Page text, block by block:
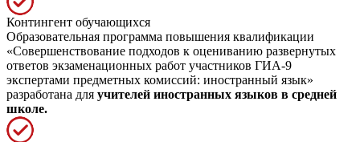
Контингент обучающихся
Образовательная программа повышения квалификации
«Совершенствование подходов к оцениванию развернутых
ответов экзаменационных работ участников ГИА-9
экспертами предметных комиссий: иностранный язык»
разработана для учителей иностранных языков в средней
школе.